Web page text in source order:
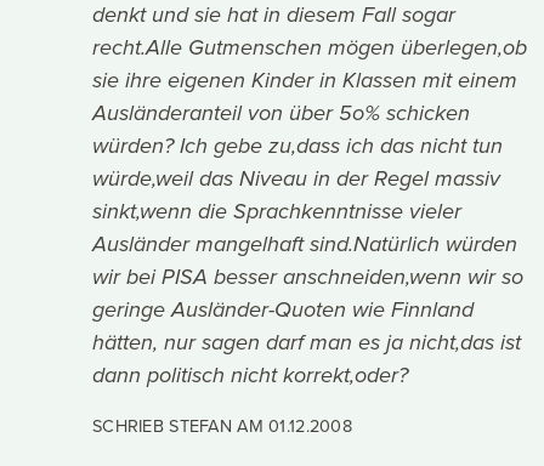
denkt und sie hat in diesem Fall sogar
recht.Alle Gutmenschen mögen überlegen,ob
sie ihre eigenen Kinder in Klassen mit einem
Ausländeranteil von über 5o% schicken
würden? Ich gebe zu,dass ich das nicht tun
würde,weil das Niveau in der Regel massiv
sinkt,wenn die Sprachkenntnisse vieler
Ausländer mangelhaft sind.Natürlich würden
wir bei PISA besser anschneiden,wenn wir so
geringe Ausländer-Quoten wie Finnland
hätten, nur sagen darf man es ja nicht,das ist
dann politisch nicht korrekt,oder?
SCHRIEB STEFAN AM01.12.2008